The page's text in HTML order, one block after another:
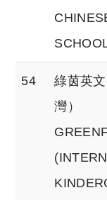
54
綠茵英
灣）